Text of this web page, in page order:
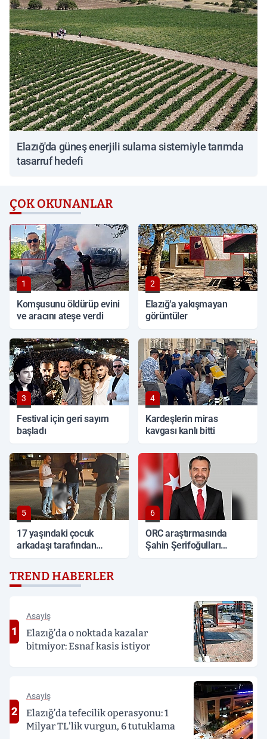
Elazığ'da güneş enerjili sulama sistemiyle tarımda
tasarruf hedefi
ÇOK OKUNANLAR
1
Komşusunu öldürüp evini
ve aracını ateşe verdi
2
Elazığ'a yakışmayan
görüntüler
3
Festival için geri sayım
başladı
4
Kardeşlerin miras
kavgası kanlı bitti
5
17 yaşındaki çocuk
arkadaşı tarafından
6
ORC araştırmasında
Şahin Şerifoğulları
TREND HABERLER
1
Asayiş
Elazığ’da o noktada kazalar
bitmiyor: Esnaf kasis istiyor
2
Asayiş
Elazığ’da tefecilik operasyonu: 1
Milyar TL'lik vurgun, 6 tutuklama